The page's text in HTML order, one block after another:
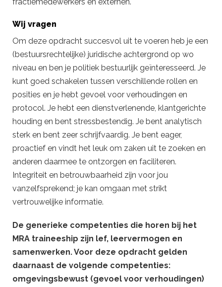
fractiemedewerkers en externen.
Wij vragen
Om deze opdracht succesvol uit te voeren heb je een
(bestuursrechtelijke) juridische achtergrond op wo
niveau en ben je politiek bestuurlijk geïnteresseerd. Je
kunt goed schakelen tussen verschillende rollen en
posities en je hebt gevoel voor verhoudingen en
protocol. Je hebt een dienstverlenende, klantgerichte
houding en bent stressbestendig. Je bent analytisch
sterk en bent zeer schrijfvaardig. Je bent eager,
proactief en vindt het leuk om zaken uit te zoeken en
anderen daarmee te ontzorgen en faciliteren.
Integriteit en betrouwbaarheid zijn voor jou
vanzelfsprekend; je kan omgaan met strikt
vertrouwelijke informatie.
De generieke competenties die horen bij het
MRA traineeship zijn lef, leervermogen en
samenwerken. Voor deze opdracht gelden
daarnaast de volgende competenties:
omgevingsbewust (gevoel voor verhoudingen)